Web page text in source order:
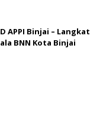
APPI Binjai – Langkat
BNN Kota Binjai